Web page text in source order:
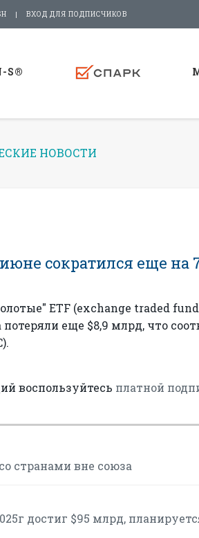
ВХОД ДЛЯ ПОДПИСЧИКОВ
S®
НОВОСТИ
сократился еще на
ETF (exchange traded
еще $8,9 млрд, что
воспользуйтесь платной
странами вне союза
достиг $95 млрд,